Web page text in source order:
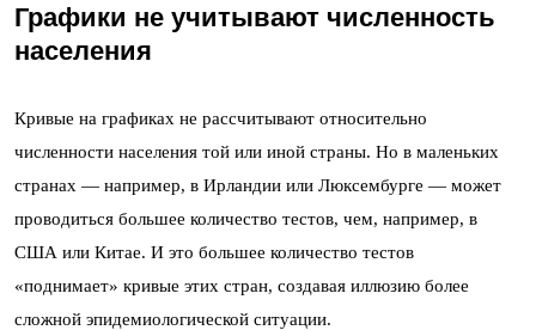
Графики не учитывают численность
населения
Кривые на графиках не рассчитывают относительно
численности населения той или иной страны. Но в маленьких
странах — например, в Ирландии или Люксембурге — может
проводиться большее количество тестов, чем, например, в
США или Китае. И это большее количество тестов
«поднимает» кривые этих стран, создавая иллюзию более
сложной эпидемиологической ситуации.